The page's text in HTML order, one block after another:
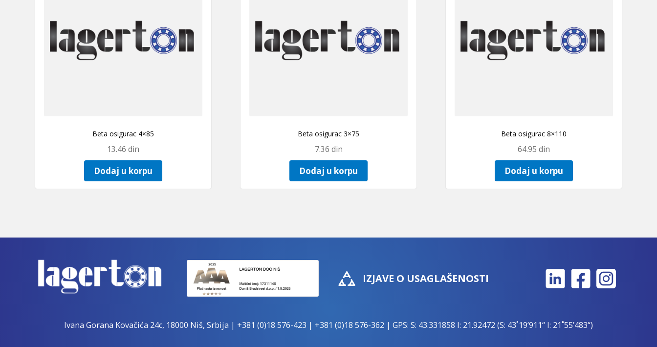
Beta osigurac 4×85
13.46 din
Dodaj u korpu
Beta osigurac 3×75
7.36 din
Dodaj u korpu
Beta osigurac 8×110
64.95 din
Dodaj u korpu
IZJAVE O USAGLAŠENOSTI
Ivana Gorana Kovačića 24c, 18000 Niš, Srbija | +381 (0)18 576-423 | +381 (0)18 576-362 | GPS: S: 43.331858 I: 21.92472 (S: 43˚19’911“ I: 21˚55’483“)